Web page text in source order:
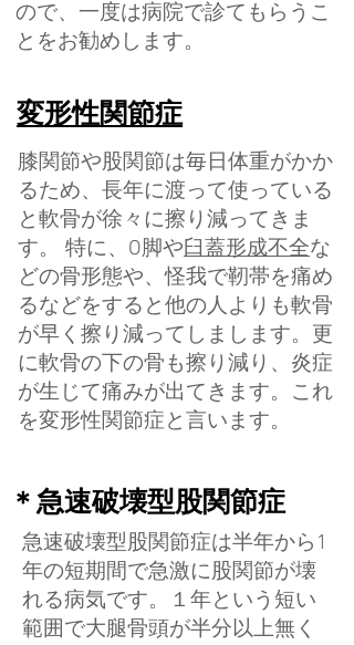
ので、一度は病院で診てもらうこ
とをお勧めします。
変形性関節症
膝関節や股関節は毎日体重がかか
るため、長年に渡って使っている
と軟骨が徐々に擦り減ってきま
す。 特に、O脚や臼蓋形成不全な
どの骨形態や、怪我で靭帯を痛め
るなどをすると他の人よりも軟骨
が早く擦り減ってしまします。更
に軟骨の下の骨も擦り減り、炎症
が生じて痛みが出てきます。これ
を変形性関節症と言います。
＊急速破壊型股関節症
急速破壊型股関節症は半年から1
年の短期間で急激に股関節が壊
れる病気です。１年という短い
範囲で大腿骨頭が半分以上無く